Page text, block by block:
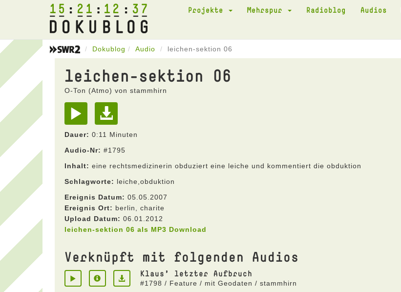
15 21 12 37 Projekte Mehrspur Radioblog Audios
Dokublog Audio leichen-sektion 06
leichen-sektion 06
O-Ton (Atmo) von stammhirn
Dauer: 0:11 Minuten
Audio-Nr: #1795
Inhalt: eine rechtsmedizinerin obduziert eine leiche und kommentiert die obduktion
Schlagworte: leiche,obduktion
Ereignis Datum: 05.05.2007
Ereignis Ort: berlin, charite
Upload Datum: 06.01.2012
leichen-sektion 06 als MP3 Download
Verknüpft mit folgenden Audios
Klaus' letzter Aufbruch
#1798 / Feature / mit Geodaten / stammhirn